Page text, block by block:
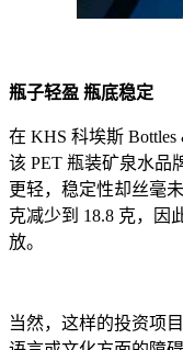
瓶子轻盈 瓶底稳定
在 KHS 科埃斯 Bottles
该 PET 瓶装矿泉水品
更轻，稳定性却丝毫
克减少到 18.8 克，因
放。
当然，这样的投资项